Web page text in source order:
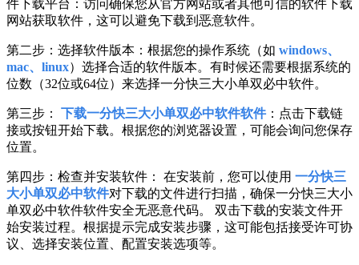
件下载平台：访问确保您从官方网站或者其他可信的软件下载
网站获取软件，这可以避免下载到恶意软件。
第二步：选择软件版本：根据您的操作系统（如 windows、
mac、linux）选择合适的软件版本。有时候还需要根据系统的
位数（32位或64位）来选择一分快三大小单双必中软件。
第三步： 下载一分快三大小单双必中软件软件：点击下载链
接或按钮开始下载。根据您的浏览器设置，可能会询问您保存
位置。
第四步：检查并安装软件： 在安装前，您可以使用 一分快三
大小单双必中软件对下载的文件进行扫描，确保一分快三大小
单双必中软件软件安全无恶意代码。 双击下载的安装文件开
始安装过程。根据提示完成安装步骤，这可能包括接受许可协
议、选择安装位置、配置安装选项等。